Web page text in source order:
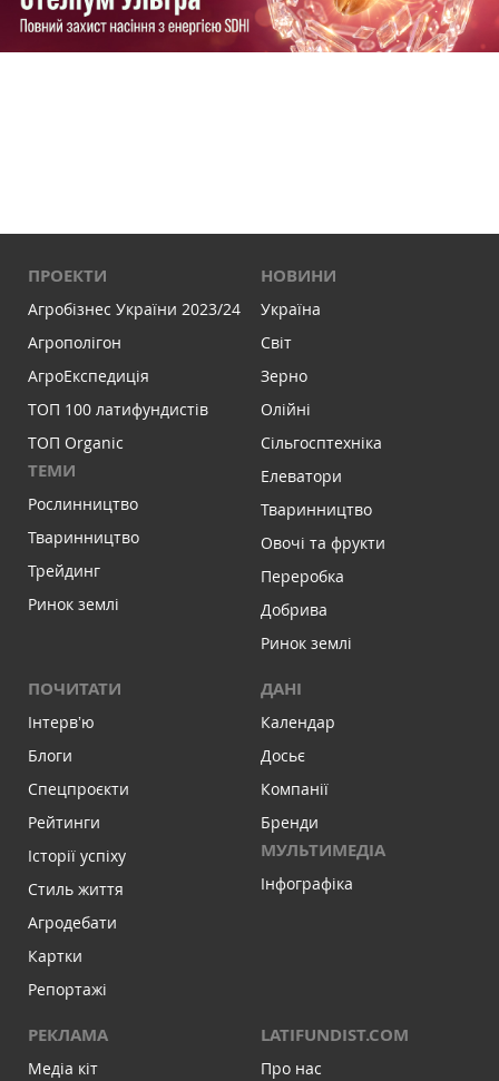
ПРОЕКТИ
Агробізнес України 2023/24
Агрополігон
АгроЕкспедиція
ТОП 100 латифундистів
ТОП Organic
ТЕМИ
Рослинництво
Тваринництво
Трейдинг
Ринок землі
НОВИНИ
Україна
Світ
Зерно
Олійні
Сільгосптехніка
Елеватори
Тваринництво
Овочі та фрукти
Переробка
Добрива
Ринок землі
ПОЧИТАТИ
Інтервʼю
Блоги
Спецпроєкти
Рейтинги
Історії успіху
Стиль життя
Агродебати
Картки
Репортажі
ДАНІ
Календар
Досьє
Компанії
Бренди
МУЛЬТИМЕДІА
Інфографіка
РЕКЛАМА
Медіа кіт
LATIFUNDIST.COM
Про нас